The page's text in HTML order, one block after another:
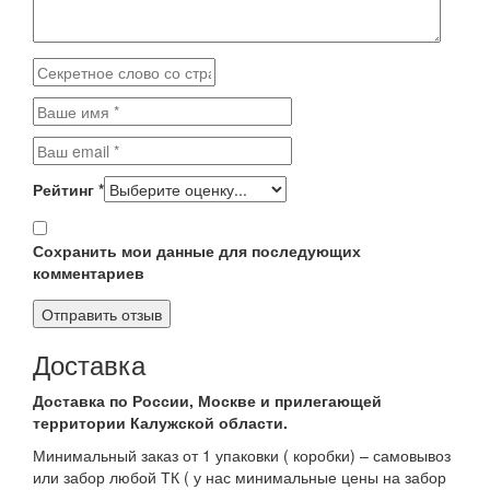
Рейтинг *
Сохранить мои данные для последующих
комментариев
Доставка
Доставка по России, Москве и прилегающей
территории Калужской области.
Минимальный заказ от 1 упаковки ( коробки) – самовывоз
или забор любой ТК ( у нас минимальные цены на забор